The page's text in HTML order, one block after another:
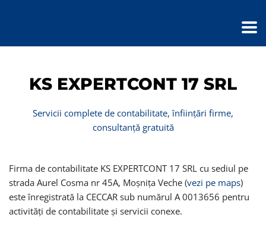
KS EXPERTCONT 17 SRL
Servicii complete de contabilitate,înființări firme,
consultanță gratuită
Firma de contabilitate KS EXPERTCONT 17 SRL cu sediul pe
strada Aurel Cosma nr 45A, Moșnița Veche (vezi pe maps)
este înregistrată la CECCAR sub numărul A 0013656 pentru
activități de contabilitate și servicii conexe.